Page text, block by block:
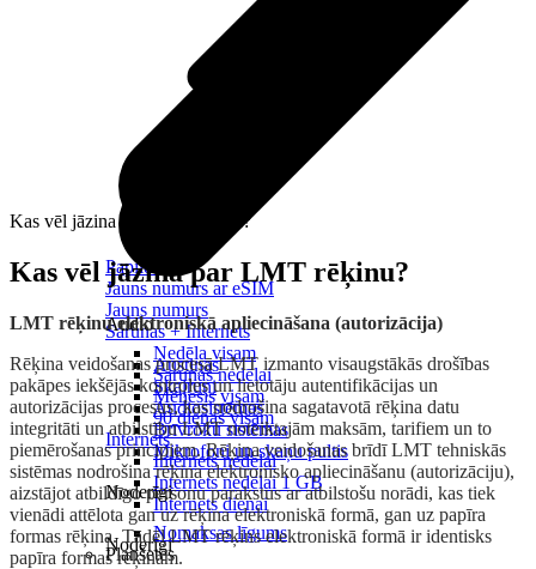
Papildināt
Jauns numurs ar eSIM
Jauns numurs
Sarunas + Internets
Nedēļa visam
Sarunas nedēļai
Mēnesis visam
90 dienas visam
Internets
Internets nedēļai
Internets nedēļai 1 GB
Internets dienai
Noderīgi
Audio
Austiņas
Skaļruņi
Audiosistēmas
Brīvroku sistēmas
Mikrofoni un skaņu pultis
Noderīgi
Nomaksas līgums
Planšetes
Kas vēl jāzina par LMT rēķinu?
Kas vēl jāzina par LMT rēķinu?
LMT rēķinu elektroniskā apliecināšana (autorizācija)
Rēķina veidošanas procesā LMT izmanto visaugstākās drošības
pakāpes iekšējās kontroles un lietotāju autentifikācijas un
autorizācijas procesus, kas nodrošina sagatavotā rēķina datu
integritāti un atbilstību LMT noteiktajām maksām, tarifiem un to
piemērošanas principiem. Rēķina veidošanas brīdī LMT tehniskās
sistēmas nodrošina rēķina elektronisko apliecināšanu (autorizāciju),
aizstājot atbildīgo personu parakstus ar atbilstošu norādi, kas tiek
vienādi attēlota gan uz rēķina elektroniskā formā, gan uz papīra
formas rēķina. Tādēļ LMT rēķins elektroniskā formā ir identisks
papīra formas rēķinam.